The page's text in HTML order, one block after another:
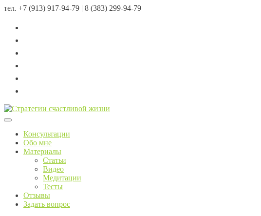
тел. +7 (913) 917-94-79 | 8 (383) 299-94-79
Menu
Консультации
Обо мне
Материалы
Статьи
Видео
Медитации
Тесты
Отзывы
Задать вопрос